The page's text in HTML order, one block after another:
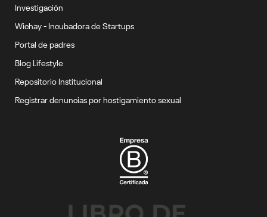
Investigación
Wichay - Incubadora de Startups
Portal de padres
Blog Lifestyle
Repositorio Institucional
Registrar denuncias por hostigamiento sexual